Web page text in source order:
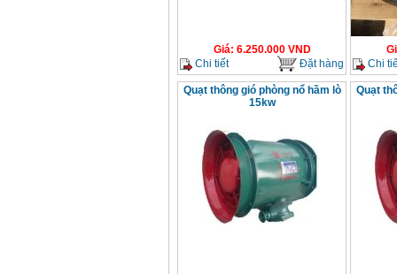
Giá: 6.250.000VND
Chi tiết
Đặt hàng
Chi
Quạt thông gió phòng nổ hầm lò
15kw
Quạt